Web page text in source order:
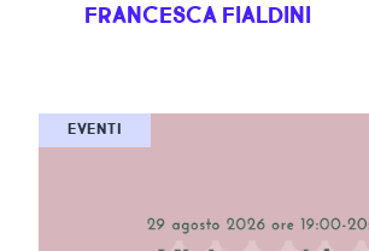
FRANCESCA FIALDINI
EVENTI